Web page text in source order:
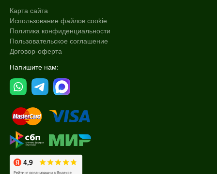
Карта сайта
Использование файлов cookie
Политика конфиденциальности
Пользовательское соглашение
Договор-оферта
Напишите нам: